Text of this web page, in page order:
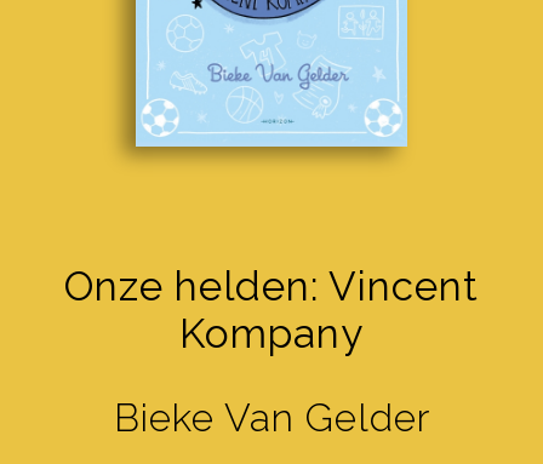
Onze helden: Vincent
Kompany
Bieke Van Gelder